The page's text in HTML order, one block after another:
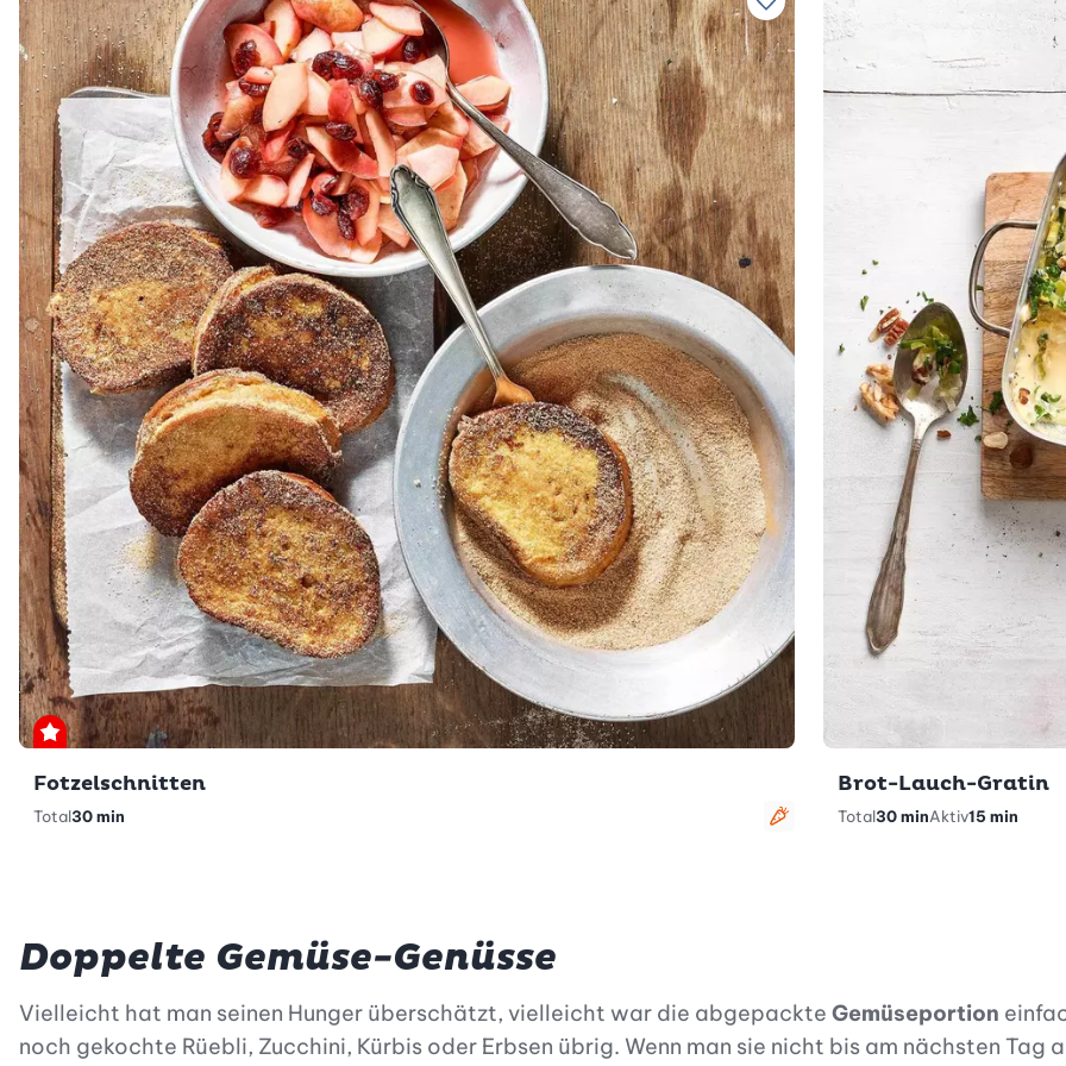
Zu Lieblingsrezepten hinzufügen
Premium
Fotzelschnitten
Total30 min
vegetarisch
Brot-Lauch-Gratin
Total30 minAktiv15 min
Doppelte Gemüse-Genüsse
Vielleicht hat man seinen Hunger überschätzt, vielleicht war die abgepackte Gemüseportion
noch gekochte Rüebli, Zucchini, Kürbis oder Erbsen übrig. Wenn man sie nicht bis am nächsten Tag